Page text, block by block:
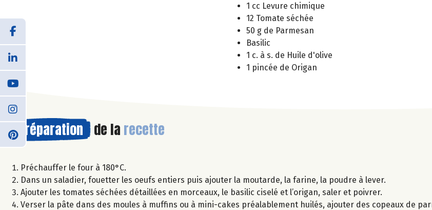
1 cc Levure chimique
12 Tomate séchée
50 g de Parmesan
Basilic
1 c. à s. de Huile d'olive
1 pincée de Origan
Préparation de la recette
Préchauffer le four à 180°C.
Dans un saladier, fouetter les oeufs entiers puis ajouter la moutarde, la farine, la poudre à lever.
Ajouter les tomates séchées détaillées en morceaux, le basilic ciselé et l’origan, saler et poivrer.
Verser la pâte dans des moules à muffins ou à mini-cakes préalablement huilés, ajouter des copeaux de